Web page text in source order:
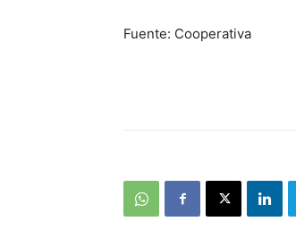
Fuente: Cooperativa